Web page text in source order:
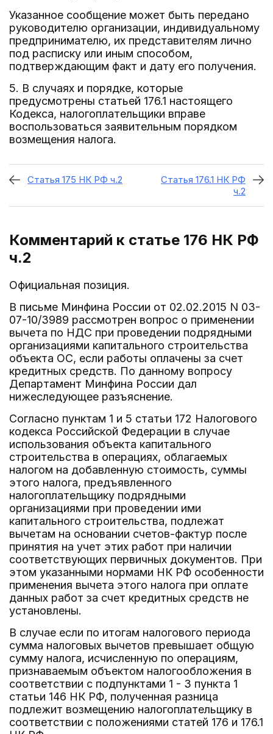
Указанное сообщение может быть передано
руководителю организации, индивидуальному
предпринимателю, их представителям лично
под расписку или иным способом,
подтверждающим факт и дату его получения.
5. В случаях и порядке, которые
предусмотрены статьей 176.1 настоящего
Кодекса, налогоплательщики вправе
воспользоваться заявительным порядком
возмещения налога.
Статья 175 НК РФ ч.2
Статья 176.1 НК РФ
ч.2
Комментарий к статье 176 НК РФ
ч.2
Официальная позиция.
В письме Минфина России от 02.02.2015 N 03-
07-10/3989 рассмотрен вопрос о применении
вычета по НДС при проведении подрядными
организациями капитального строительства
объекта ОС, если работы оплачены за счет
кредитных средств. По данному вопросу
Департамент Минфина России дал
нижеследующее разъяснение.
Согласно пунктам 1 и 5 статьи 172 Налогового
кодекса Российской Федерации в случае
использования объекта капитального
строительства в операциях, облагаемых
налогом на добавленную стоимость, суммы
этого налога, предъявленного
налогоплательщику подрядными
организациями при проведении ими
капитального строительства, подлежат
вычетам на основании счетов-фактур после
принятия на учет этих работ при наличии
соответствующих первичных документов. При
этом указанными нормами НК РФ особенности
применения вычета этого налога при оплате
данных работ за счет кредитных средств не
установлены.
В случае если по итогам налогового периода
сумма налоговых вычетов превышает общую
сумму налога, исчисленную по операциям,
признаваемым объектом налогообложения в
соответствии с подпунктами 1 - 3 пункта 1
статьи 146 НК РФ, полученная разница
подлежит возмещению налогоплательщику в
соответствии с положениями статей 176 и 176.1